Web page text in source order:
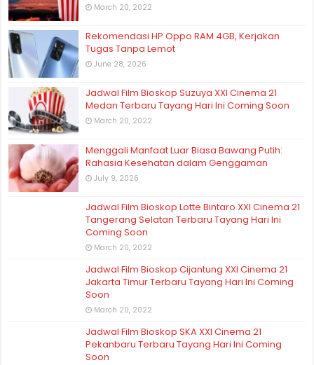
March 20, 2022
Rekomendasi HP Oppo RAM 4GB, Kerjakan
Tugas Tanpa Lemot
June 28, 2026
Jadwal Film Bioskop Suzuya XXI Cinema 21
Medan Terbaru Tayang Hari Ini Coming Soon
March 20, 2022
Menggali Manfaat Luar Biasa Bawang Putih:
Rahasia Kesehatan dalam Genggaman
July 9, 2026
Jadwal Film Bioskop Lotte Bintaro XXI Cinema 21
Tangerang Selatan Terbaru Tayang Hari Ini
Coming Soon
March 20, 2022
Jadwal Film Bioskop Cijantung XXI Cinema 21
Jakarta Timur Terbaru Tayang Hari Ini Coming
Soon
March 20, 2022
Jadwal Film Bioskop SKA XXI Cinema 21
Pekanbaru Terbaru Tayang Hari Ini Coming
Soon